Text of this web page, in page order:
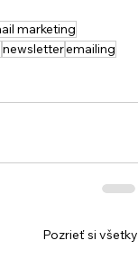
marketing
newsletteremailing
Pozrieť si všetky